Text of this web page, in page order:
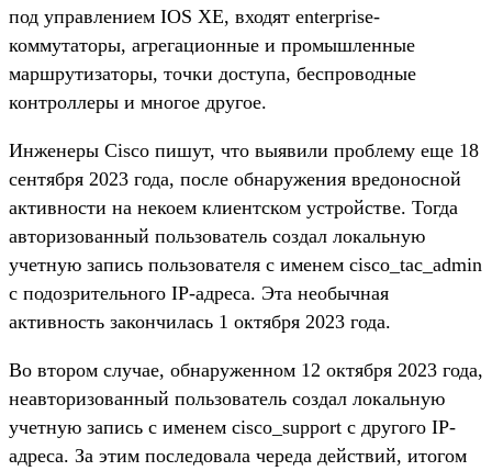
под управлением IOS XE, входят enterprise-
коммутаторы, агрегационные и промышленные
маршрутизаторы, точки доступа, беспроводные
контроллеры и многое другое.
Инженеры Cisco пишут, что выявили проблему еще 18
сентября 2023 года, после обнаружения вредоносной
активности на некоем клиентском устройстве. Тогда
авторизованный пользователь создал локальную
учетную запись пользователя с именем cisco_tac_admin
с подозрительного IP-адреса. Эта необычная
активность закончилась 1 октября 2023 года.
Во втором случае, обнаруженном 12 октября 2023 года,
неавторизованный пользователь создал локальную
учетную запись с именем cisco_support с другого IP-
адреса. За этим последовала череда действий, итогом